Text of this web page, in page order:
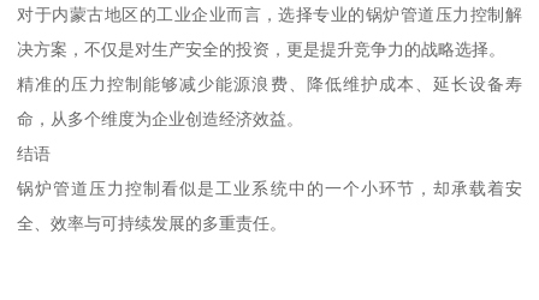
对于内蒙古地区的工业企业而言，选择专业的锅炉管道压力控制解
决方案，不仅是对生产安全的投资，更是提升竞争力的战略选择。
精准的压力控制能够减少能源浪费、降低维护成本、延长设备寿
命，从多个维度为企业创造经济效益。
结语
锅炉管道压力控制看似是工业系统中的一个小环节，却承载着安
全、效率与可持续发展的多重责任。